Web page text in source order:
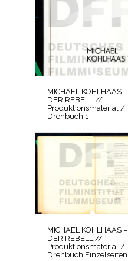
MICHAEL KOHLHAAS –
DER REBELL //
Produktionsmaterial /
Drehbuch 1
MICHAEL KOHLHAAS –
DER REBELL //
Produktionsmaterial /
Drehbuch Einzelseiten